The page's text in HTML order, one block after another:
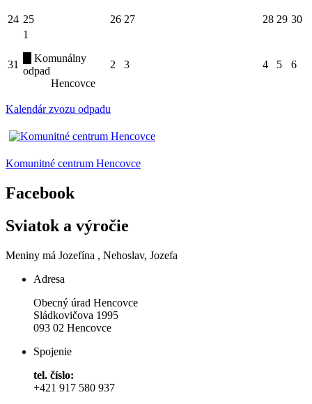
24 25 26 27 28 29 30
31
1
Komunálny
odpad
Hencovce
2 3 4 5 6
Kalendár zvozu odpadu
Komunitné centrum Hencovce
Facebook
Sviatok a výročie
Meniny má Jozefína , Nehoslav, Jozefa
Adresa
Obecný úrad Hencovce
Sládkovičova 1995
093 02 Hencovce
Spojenie
tel. číslo:
+421 917 580 937